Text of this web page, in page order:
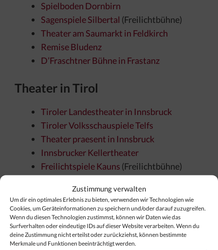
Zustimmung verwalten
Um dir ein optimales Erlebnis zu bieten, verwenden wir Technologien wie
Cookies, um Geräteinformationen zu speichern und/oder darauf zuzugreifen.
Wenn du diesen Technologien zustimmst, können wir Daten wie das
Surfverhalten oder eindeutige IDs auf dieser Website verarbeiten. Wenn du
deine Zustimmung nicht erteilst oder zurückziehst, können bestimmte
Merkmale und Funktionen beeinträchtigt werden.
Spielboden Dornbirn
Sagenspiele Silbertal (Freilichtbühne)
Theater am Saumarkt in Feldkirch
Remise Bludenz
D’Fraschtner Bühne in Frastanz
Theater in Tirol
Tiroler Landestheater in Innsbruck
Tiroler Volksschauspiele Telfs
Theater praesent in Innsbruck
Innsbrucker Kellertheater
Freilichtspiele Kauns (Freilichtbühne)
Finden Sie Ihr Thema…